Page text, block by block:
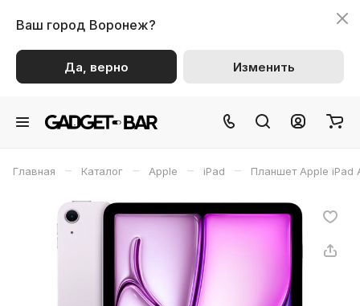
Ваш город Воронеж?
Да, верно Изменить
Главная – Каталог – Apple – iPad – Планшет Apple iPad